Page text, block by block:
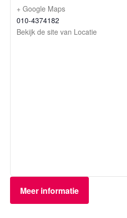
+ Google Maps
010-4374182
Bekijk de site van Locatie
Meer informatie